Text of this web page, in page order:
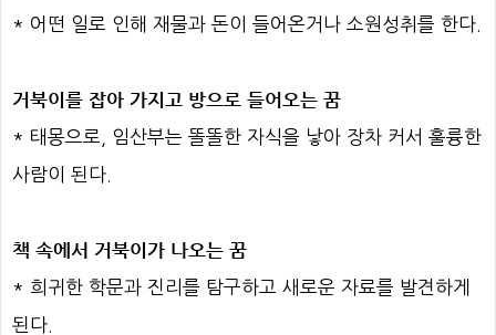
* 어떤 일로 인해 재물과 돈이 들어온거나 소원성취를 한다.
거북이를 잡아 가지고 방으로 들어오는 꿈
* 태몽으로, 임산부는 똘똘한 자식을 낳아 장차 커서 훌륭한
사람이 된다.
책 속에서 거북이가 나오는 꿈
* 희귀한 학문과 진리를 탐구하고 새로운 자료를 발견하게
된다.